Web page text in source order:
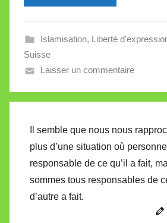
e
a
l
t
t
e
Islamisation, Liberté
Suisse
Laisser un commentaire
Il semble que nous nous
plus d’une situation où personne
responsable de ce qu’il a fait,
sommes tous responsables de
d’autre a fait.